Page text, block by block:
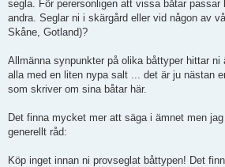
segla. För perersonligen att vissa båtar
andra. Seglar ni i skärgård eller vid någon av
Skåne, Gotland)?
Allmänna synpunkter på olika båttyper hittar ni
alla med en liten nypa salt ... det är ju nästan
som skriver om sina båtar här.
Det finna mycket mer att säga i ämnet men
generellt råd:
Köp inget innan ni provseglat båttypen! Det